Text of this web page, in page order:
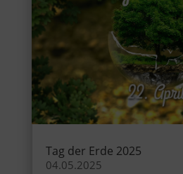
Tag der Erde 2025
04.05.2025